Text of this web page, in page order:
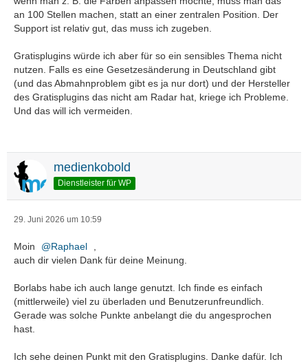
an 100 Stellen machen, statt an einer zentralen Position. Der
Support ist relativ gut, das muss ich zugeben.
Gratisplugins würde ich aber für so ein sensibles Thema nicht
nutzen. Falls es eine Gesetzesänderung in Deutschland gibt
(und das Abmahnproblem gibt es ja nur dort) und der Hersteller
des Gratisplugins das nicht am Radar hat, kriege ich Probleme.
Und das will ich vermeiden.
medienkobold
Dienstleister für WP
29. Juni 2026 um 10:59
Moin Raphael
,
auch dir vielen Dank für deine Meinung.
Borlabs habe ich auch lange genutzt. Ich finde es einfach
(mittlerweile) viel zu überladen und Benutzerunfreundlich.
Gerade was solche Punkte anbelangt die du angesprochen
hast.
Ich sehe deinen Punkt mit den Gratisplugins. Danke dafür. Ich